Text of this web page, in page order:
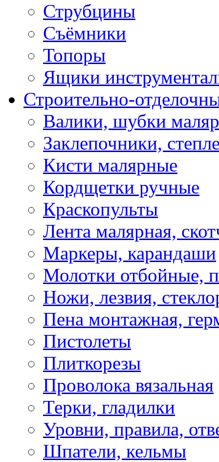
Струбцины
Съёмники
Топоры
Ящики
Строительно-
Валики, шубки
Заклепочники,
Кисти малярные
Кордщетки ручные
Краскопульты
Лента малярная,
Маркеры, карандаши
Молотки отбойные,
Ножи, лезвия,
Пена монтажная,
Пистолеты
Плиткорезы
Проволока вязальная
Терки, гладилки
Уровни, правила,
Шпатели, кельмы